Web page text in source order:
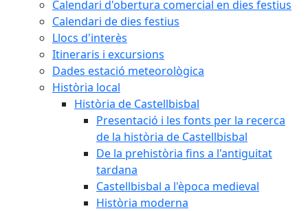
Calendari d'obertura comercial en dies festius
Calendari de dies festius
Llocs d'interès
Itineraris i excursions
Dades estació meteorològica
Història local
Història de Castellbisbal
Presentació i les fonts per la recerca
de la història de Castellbisbal
De la prehistòria fins a l'antiguitat
tardana
Castellbisbal a l'època medieval
Història moderna